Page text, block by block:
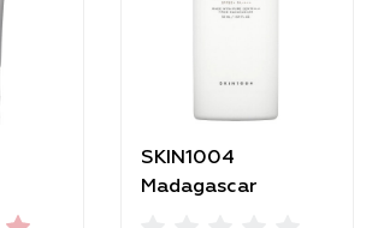
SKIN1004
Madagascar